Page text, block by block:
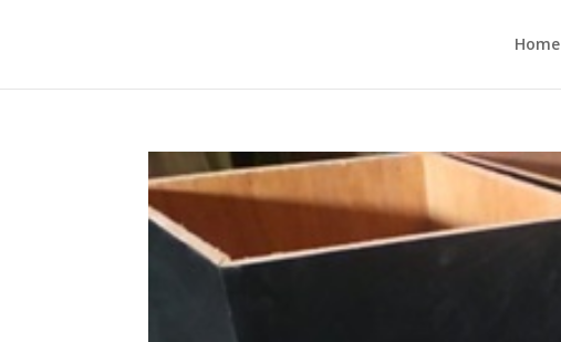
Home